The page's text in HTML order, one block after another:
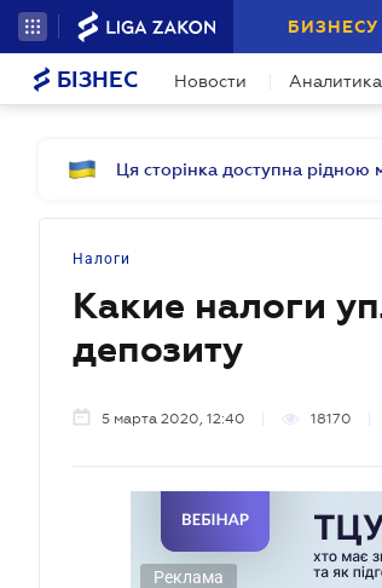
БИЗНЕСУ
БІЗНЕС Новости Аналитика
Ця сторінка доступна рідною
Налоги
Какие налоги
депозиту
5 марта 2020, 12:40 18170
Реклама